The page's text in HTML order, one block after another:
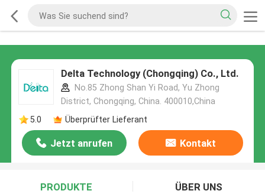
Delta Technology (Chongqing) Co., Ltd.
No.85 Zhong Shan Yi Road, Yu Zhong
District, Chongqing, China. 400010,China
5.0
Überprüfter Lieferant
Jetzt anrufen Kontakt
PRODUKTE ÜBER UNS